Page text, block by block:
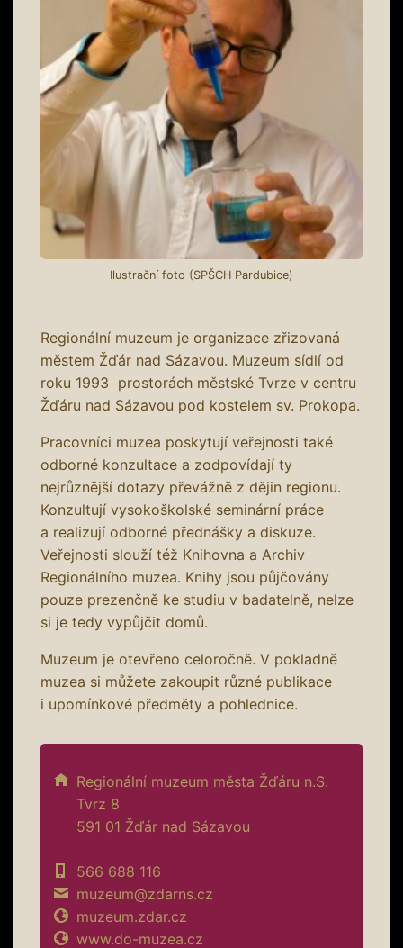
Ilustrační foto (SPŠCH Pardubice)
Regionální muzeum je organizace zřizovaná
městem Žďár nad Sázavou. Muzeum sídlí od
roku 1993 prostorách městské Tvrze v centru
Žďáru nad Sázavou pod kostelem sv. Prokopa.
Pracovníci muzea poskytují veřejnosti také
odborné konzultace a zodpovídají ty
nejrůznější dotazy převážně z dějin regionu.
Konzultují vysokoškolské seminární práce
a realizují odborné přednášky a diskuze.
Veřejnosti slouží též Knihovna a Archiv
Regionálního muzea. Knihy jsou půjčovány
pouze prezenčně ke studiu v badatelně, nelze
si je tedy vypůjčit domů.
Muzeum je otevřeno celoročně. V pokladně
muzea si můžete zakoupit různé publikace
i upomínkové předměty a pohlednice.
Regionální muzeum města Žďáru n.S.
Tvrz 8
591 01 Žďár nad Sázavou
566 688 116
muzeum@zdarns.cz
muzeum.zdar.cz
www.do-muzea.cz